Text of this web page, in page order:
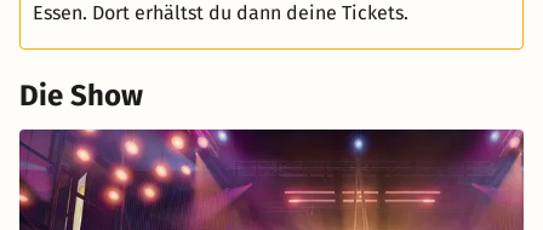
Essen. Dort erhältst du dann deine Tickets.
Die Show